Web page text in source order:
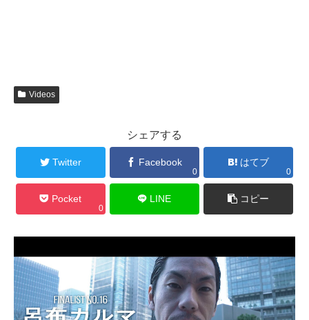
Videos
シェアする
Twitter Facebook
0
はてブ
0
Pocket
0
LINE コピー